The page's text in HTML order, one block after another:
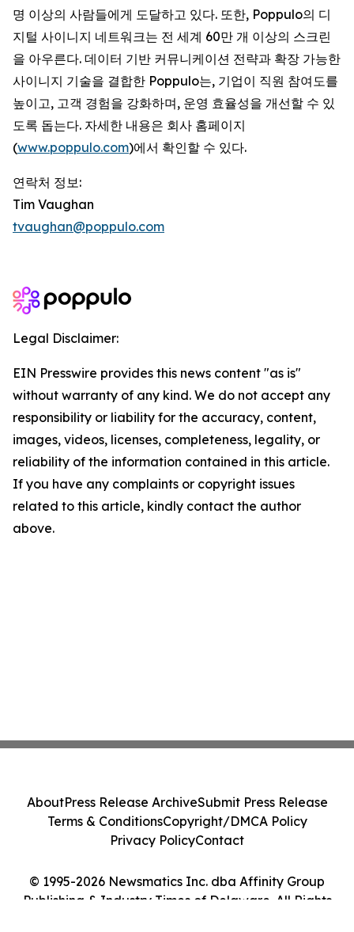
명 이상의 사람들에게 도달하고 있다. 또한, Poppulo의 디
지털 사이니지 네트워크는 전 세계 60만 개 이상의 스크린
을 아우른다. 데이터 기반 커뮤니케이션 전략과 확장 가능한
사이니지 기술을 결합한 Poppulo는, 기업이 직원 참여도를
높이고, 고객 경험을 강화하며, 운영 효율성을 개선할 수 있
도록 돕는다. 자세한 내용은 회사 홈페이지
(www.poppulo.com)에서 확인할 수 있다.
연락처 정보:
Tim Vaughan
tvaughan@poppulo.com
Legal Disclaimer:
EIN Presswire provides this news content "as is"
without warranty of any kind. We do not accept any
responsibility or liability for the accuracy, content,
images, videos, licenses, completeness, legality, or
reliability of the information contained in this article.
If you have any complaints or copyright issues
related to this article, kindly contact the author
above.
© 1995-2026 Newsmatics Inc. dba Affinity Group
Publishing & Industry Times of Delaware. All Rights
AboutPress Release ArchiveSubmit Press Release
Terms & ConditionsCopyright/DMCA Policy
Privacy PolicyContact